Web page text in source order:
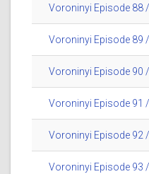
Voroninyi Episode
Voroninyi Episode 89
Voroninyi Episode 90
Voroninyi Episode 91
Voroninyi Episode
Voroninyi Episode 93